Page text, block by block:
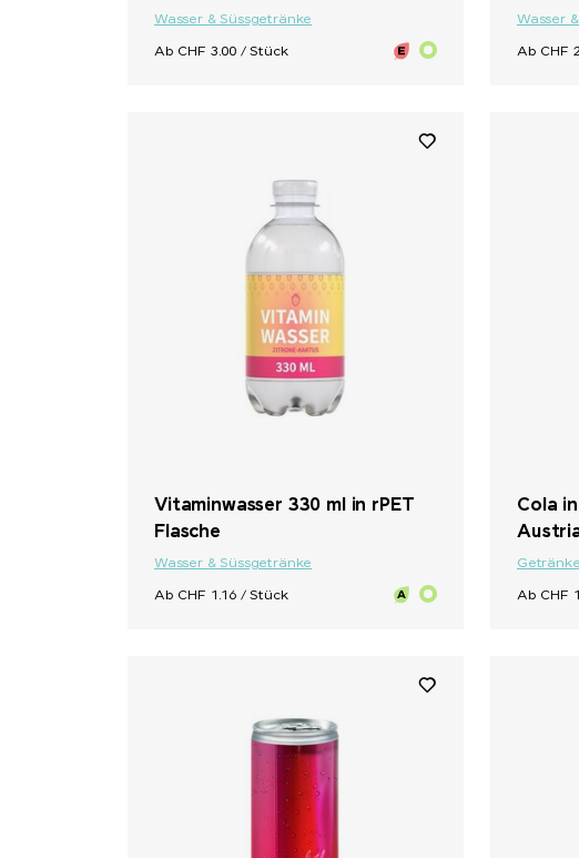
Wasser & Süssgetränke
Ab CHF 3.00 / Stück
Wasser
Ab CHF
Vitaminwasser 330 ml in rPET
Flasche
Wasser & Süssgetränke
Ab CHF 1.16 / Stück
Cola
Getränke
Ab CHF